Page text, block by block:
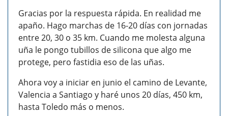
Gracias por la respuesta rápida. En realidad me
apaño. Hago marchas de 16-20 días con jornadas
entre 20, 30 o 35 km. Cuando me molesta alguna
uña le pongo tubillos de silicona que algo me
protege, pero fastidia eso de las uñas.
Ahora voy a iniciar en junio el camino de Levante,
Valencia a Santiago y haré unos 20 días, 450 km,
hasta Toledo más o menos.